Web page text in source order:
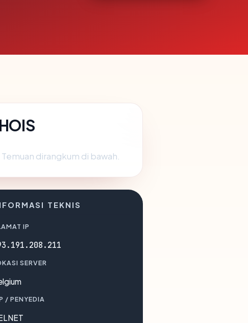
dirangkum di bawah.
TEKNIS
IP
SERVER
/ PENYEDIA